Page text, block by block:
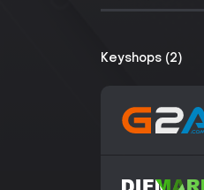
Keyshops (2)